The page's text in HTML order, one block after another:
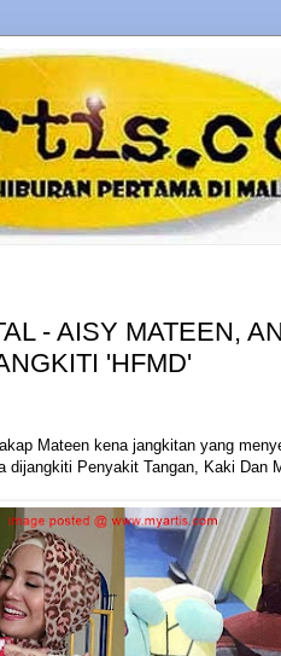
- AISY MATEEN,
'HFMD'
Mateen kena jangkitan yang
dijangkiti Penyakit Tangan, Kaki Dan